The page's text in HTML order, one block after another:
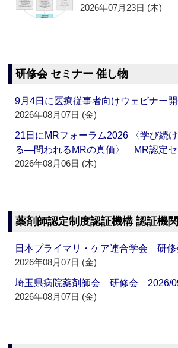
2026年07月23日 (木)
研修会 セミナー 催し物
9月4日に医療従事者向けウェビナー
2026年08月07日 (金)
21日にMRフォーラム2026 〈学び続
る―問われるMRの真価〉 MR認定セ
2026年08月06日 (木)
薬剤師認定制度認証機構 認証機
日本プライマリ・ケア連合学会 研
2026年08月07日 (金)
埼玉県病院薬剤師会 研修会 2026/
2026年08月07日 (金)